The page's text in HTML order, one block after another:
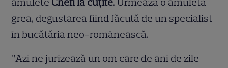
grea, degustarea fiind făcută de un specialist
în bucătăria neo-românească.
”Azi ne jurizează un om care de ani de zile